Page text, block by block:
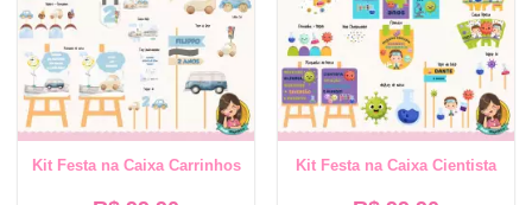
Kit Festa na Caixa Carrinhos Kit Festa na Caixa Cientista